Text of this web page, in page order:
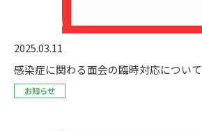
2025.03.11
感染症に関わる面会の臨時対応について
お知らせ